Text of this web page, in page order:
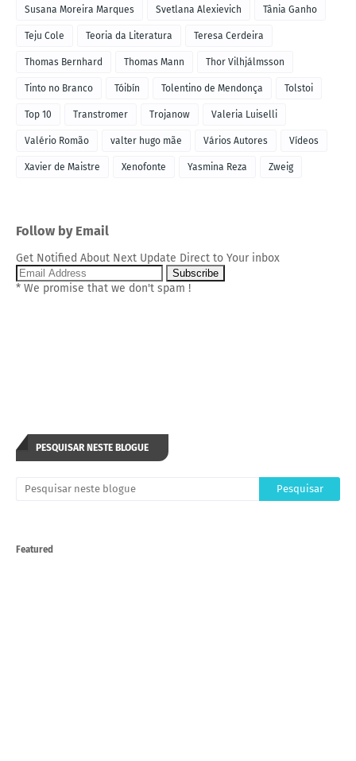
Susana Moreira Marques Svetlana Alexievich Tânia Ganho
Teju Cole Teoria da Literatura Teresa Cerdeira
Thomas Bernhard Thomas Mann Thor Vilhjálmsson
Tinto no Branco Tóibín Tolentino de Mendonça Tolstoi
Top 10 Transtromer Trojanow Valeria Luiselli
Valério Romão valter hugo mãe Vários Autores Vídeos
Xavier de Maistre Xenofonte Yasmina Reza Zweig
Follow by Email
Get Notified About Next Update Direct to Your inbox
* We promise that we don't spam !
PESQUISAR NESTE BLOGUE
Featured